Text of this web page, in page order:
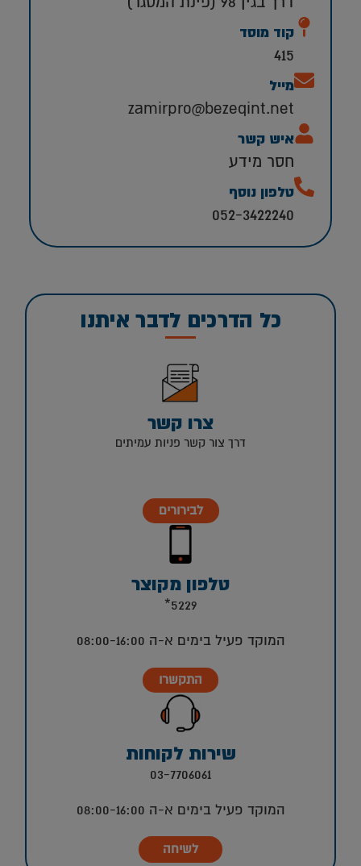
דרך בגין 98 (פינת המסגר)
קוד מוסד
415
מייל
zamirpro@bezeqint.net
איש קשר
חסר מידע
טלפון נוסף
052-3422240
כל הדרכים לדבר איתנו
צרו קשר
דרך צור קשר פניות עמיתים
לבירורים
טלפון מקוצר
5229*
המוקד פעיל בימים א-ה 08:00-16:00
התקשרו
שירות לקוחות
03-7706061
המוקד פעיל בימים א-ה 08:00-16:00
לשיחה